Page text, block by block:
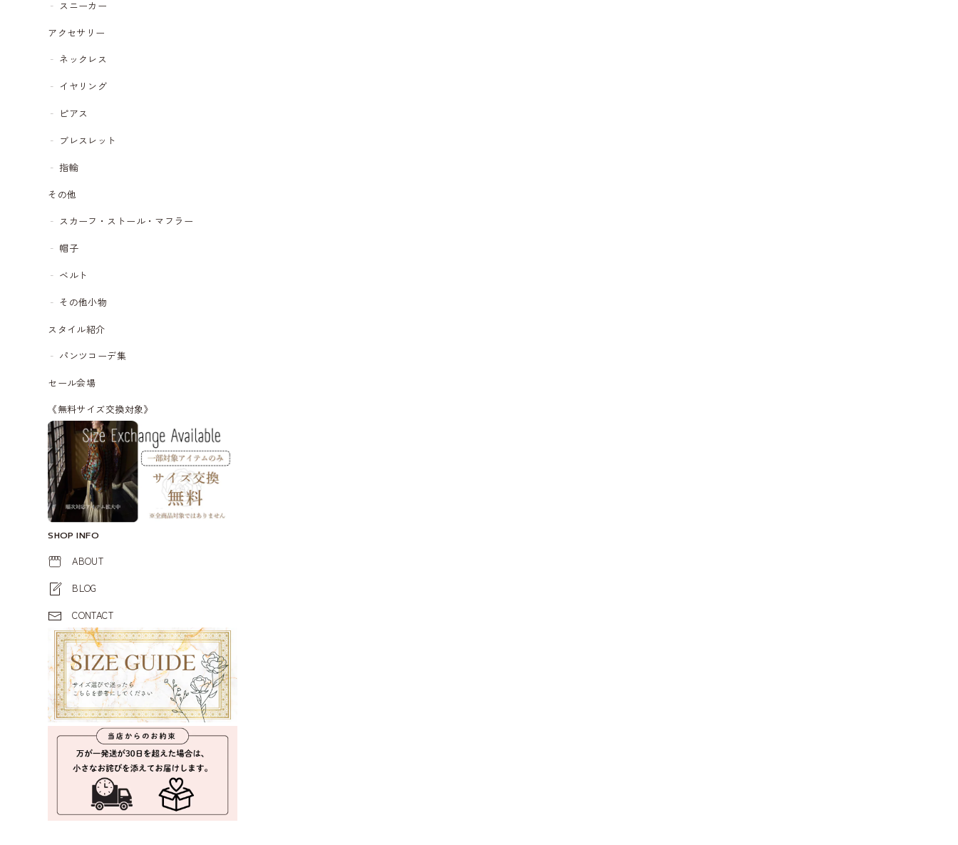
スニーカー
アクセサリー
ネックレス
イヤリング
ピアス
ブレスレット
指輪
その他
スカーフ・ストール・マフラー
帽子
ベルト
その他小物
スタイル紹介
パンツコーデ集
セール会場
《無料サイズ交換対象》
SHOP INFO
ABOUT
BLOG
CONTACT